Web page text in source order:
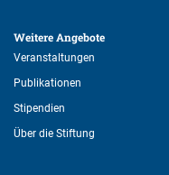
Weitere Angebote
Veranstaltungen
Publikationen
Stipendien
Über die Stiftung